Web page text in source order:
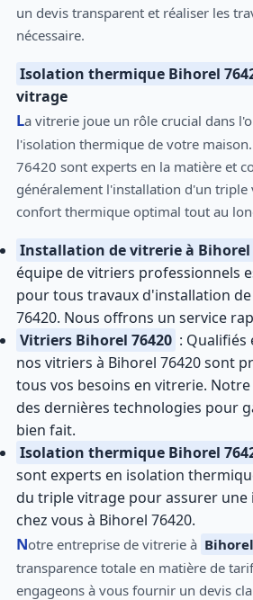
un devis transparent et réaliser les
nécessaire.
Isolation thermique Bihorel
vitrage
La vitrerie joue un rôle crucial dans l'optimisation de
l'isolation thermique de votre
76420 sont experts en la matière et
généralement l'installation d'un triple
confort thermique optimal tout au
Installation de vitrerie à Bihorel
équipe de vitriers professionnels
pour tous travaux d'installation
76420. Nous offrons un service
Vitriers Bihorel 76420 : Qualifiés
nos vitriers à Bihorel 76420 sont
tous vos besoins en vitrerie.
des dernières technologies pour
bien fait.
Isolation thermique Bihorel
sont experts en isolation
du triple vitrage pour assurer
chez vous à Bihorel 76420.
Notre entreprise de vitrerie à
transparence totale en matière de
engageons à vous fournir un devis